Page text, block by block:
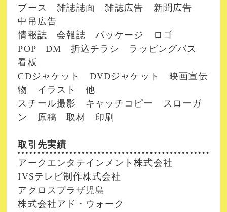
ブース 雑誌誌面 雑誌広告 新聞広告
中吊広告
情報誌 会報誌 パッケージ ロゴ
POP DM 折込チラシ ラッピングバス
看板
CDジャケット DVDジャケット 映画宣伝
物 イラスト 他
スチール撮影 キャッチコピー スローガ
ン 原稿 取材 印刷
取引先実績
アークエンタテインメント株式会社
IVSテレビ制作株式会社
アクロスプラザ児島
株式会社アド・ウォーク